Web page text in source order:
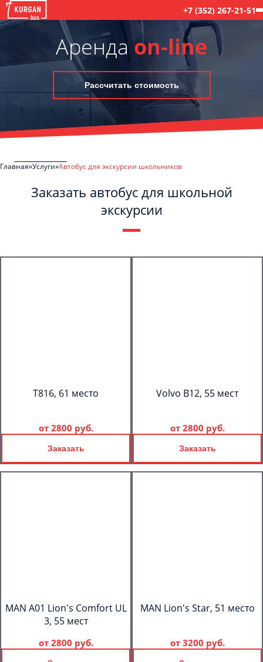
+7 (352) 267-21-51
Аренда on-line
Рассчитать стоимость
Главная Услуги Автобус для экскурсии школьников
Заказать автобус для школьной
экскурсии
T816, 61 место
от 2800 руб.
Заказать
Volvo B12, 55 мест
от 2800 руб.
Заказать
MAN A01 Lion's Comfort UL
3, 55 мест
от 2800 руб.
MAN Lion's Star, 51 место
от 3200 руб.
Политикой конфиденциальности
ознакомлен(а), даю согласие на